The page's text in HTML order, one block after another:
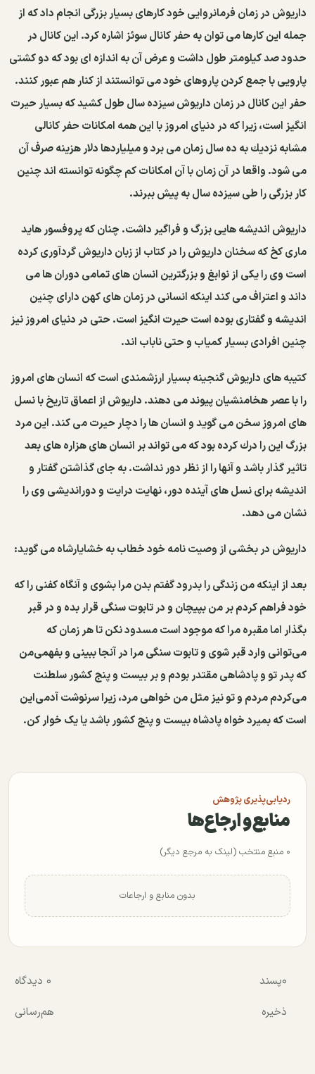
داریوش در زمان فرمانروایی خود كارهای بسیار بزرگی انجام داد كه از
جمله این كارها می توان به حفر كانال سوئز اشاره كرد. این كانال در
حدود صد كیلومتر طول داشت و عرض آن به اندازه ای بود كه دو كشتی
پارویی با جمع كردن پاروهای خود می توانستند از كنار هم عبور كنند.
حفر این كانال در زمان داریوش سیزده سال طول كشید كه بسیار حیرت
انگیز است، زیرا كه در دنیای امروز با این همه امكانات حفر كانالی
مشابه نزدیك به ده سال زمان می برد و میلیاردها دلار هزینه صرف آن
می شود. واقعا در آن زمان با آن امكانات كم چگونه توانسته اند چنین
كار بزرگی را طی سیزده سال به پیش ببرند.
داریوش اندیشه هایی بزرگ و فراگیر داشت. چنان كه پروفسور هاید
ماری كخ كه سخنان داریوش را در كتاب از زبان داریوش گردآوری كرده
است وی را یكی از نوابغ و بزرگترین انسان های تمامی دوران ها می
داند و اعتراف می كند اینكه انسانی در زمان های كهن دارای چنین
اندیشه و گفتاری بوده است حیرت انگیز است. حتی در دنیای امروز نیز
چنین افرادی بسیار كمیاب و حتی ناباب اند.
كتیبه های داریوش گنجینه بسیار ارزشمندی است كه انسان های امروز
را با عصر هخامنشیان پیوند می دهند. داریوش از اعماق تاریخ با نسل
های امروز سخن می گوید و انسان ها را دچار حیرت می كند. این مرد
بزرگ این را درك كرده بود كه می تواند بر انسان های هزاره های بعد
تاثیر گذار باشد و آنها را از نظر دور نداشت. به جای گذاشتن گفتار و
اندیشه برای نسل های آینده دور، نهایت درایت و دوراندیشی وی را
نشان می دهد.
داریوش در بخشی از وصیت نامه خود خطاب به خشایارشاه می گوید:
بعد از اینکه من زندگی را بدرود گفتم بدن مرا بشوی و آنگاه کفنی را که
خود فراهم کردم بر من بپیچان و در تابوت سنگی قرار بده و در قبر
بگذار اما مقبره مرا که موجود است مسدود نکن تا هر زمان که
می‌توانی وارد قبر شوی و تابوت سنگی مرا در آنجا ببینی و بفهمی‌من
که پدر تو و پادشاهی مقتدر بودم و بر بیست و پنج کشور سلطنت
می‌کردم مردم و تو نیز مثل من خواهی مرد، زیرا سرنوشت آدمی‌این
است که بمیرد خواه پادشاه بیست و پنج کشور باشد یا یک خوار کن.
ردیابی‌پذیری پژوهش
منابع و ارجاع‌ها
۰ منبع منتخب (لینک به مرجع دیگر)
بدون منابع و ارجاعات
۰پسند
۰ دیدگاه
ذخیره
هم‌رسانی